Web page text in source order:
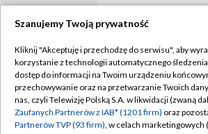
TVP
Abonament TVP
Sklep TVP
Regulamin TVP
Polityka
Szanujemy Twoją prywatność
Kliknij "Akceptuję i przechodzę do serwisu", aby
korzystanie z technologii automatycznego
dostęp do informacji na Twoim urządzeniu
przechowywanie oraz na przetwarzanie Twoich
nas, czyli Telewizję Polską S.A. w likwidacji (zwaną
Zaufanych Partnerów z IAB* (1201 firm) oraz
Partnerów TVP (93 firm), w celach marketingowych